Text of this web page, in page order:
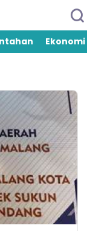
Ekonomi